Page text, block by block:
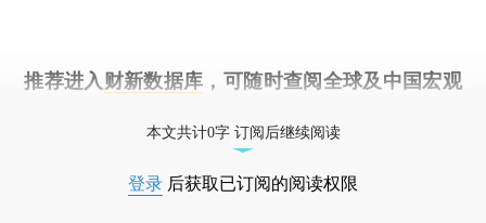
推荐进入 财新数据库 ，可随时查阅全球及中国宏观
本文共计0字 订阅后继续阅读
登录 后获取已订阅的阅读权限